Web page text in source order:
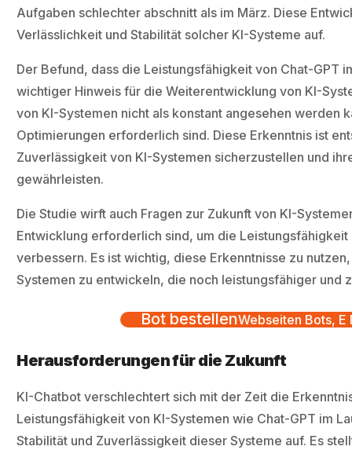
Aufgaben schlechter abschnitt als im März. Diese
Verlässlichkeit und Stabilität solcher KI-Systeme auf.
Der Befund, dass die Leistungsfähigkeit von Chat-GPT
wichtiger Hinweis für die Weiterentwicklung von KI-
von KI-Systemen nicht als konstant angesehen werden
Optimierungen erforderlich sind. Diese Erkenntnis ist
Zuverlässigkeit von KI-Systemen sicherzustellen und
gewährleisten.
Die Studie wirft auch Fragen zur Zukunft von KI-
Entwicklung erforderlich sind, um die
verbessern. Es ist wichtig, diese Erkenntnisse zu
Systemen zu entwickeln, die noch leistungsfähiger und
Bot bestellenWebseiten Bots, E
Herausforderungen für die Zukunft
KI-Chatbot verschlechtert sich mit der Zeit die
Leistungsfähigkeit von KI-Systemen wie Chat-GPT im
Stabilität und Zuverlässigkeit dieser Systeme auf. Es